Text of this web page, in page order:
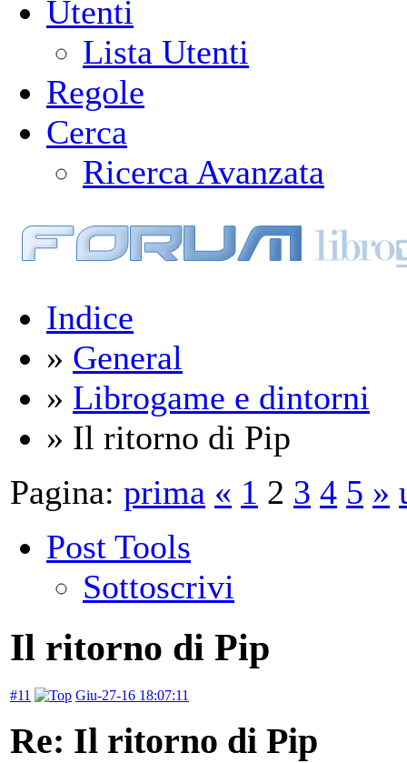
Utenti
Lista Utenti
Regole
Cerca
Ricerca Avanzata
Indice
» General
» Librogame e dintorni
» Il ritorno di Pip
Pagina: prima « 1 2 3 4 5 »
Post Tools
Sottoscrivi
Il ritorno di Pip
#11 Giu-27-16 18:07:11
Re: Il ritorno di Pip